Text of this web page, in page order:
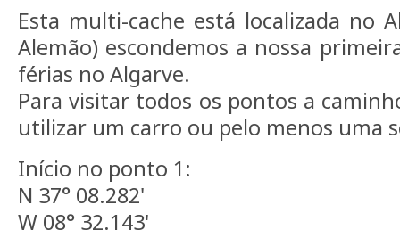
Esta multi-cache está localizada no
Alemão) escondemos a nossa
férias no Algarve.
Para visitar todos os pontos a
utilizar um carro ou pelo menos uma
Início no ponto 1:
N 37° 08.282'
W 08° 32.143'